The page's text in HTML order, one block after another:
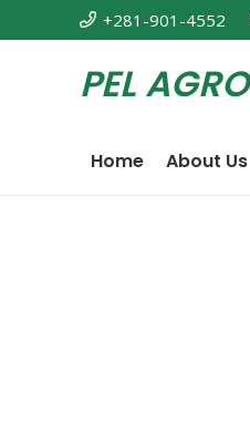
+281-901-4552
PEL AGRO
Home About Us